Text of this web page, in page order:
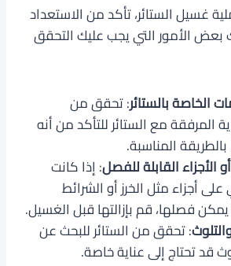
غسيل الستائر، تأكد من الاستعداد
بعض الأمور التي يجب عليك التحقق
الخاصة بالستائر: تحقق من
المرفقة مع الستائر للتأكد من أنه
المناسبة.
الأجزاء القابلة للفصل: إذا كانت
على أجزاء مثل الخرز أو الشرائط
يمكن فصلها، قم بإزالتها قبل الغسيل.
: تحقق من الستائر للبحث عن
قد تحتاج إلى عناية خاصة.